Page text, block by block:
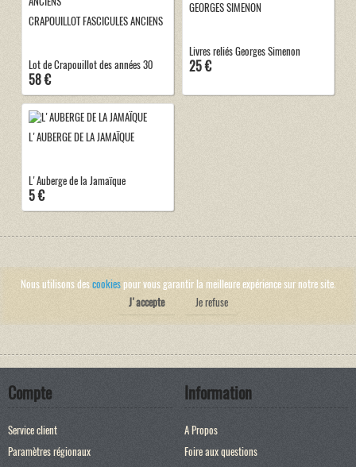
CRAPOUILLOT FASCICULES ANCIENS
Lot de Crapouillot des années 30
58 €
GEORGES SIMENON
Livres reliés Georges Simenon
25 €
L'AUBERGE DE LA JAMAÏQUE
L'Auberge de la Jamaïque
5 €
Nous utilisons descookiespour vous garantir la meilleure expérience sur notre site.
J'accepte
Je refuse
Compte
Service client
Paramètres régionaux
Information
A Propos
Foire aux questions